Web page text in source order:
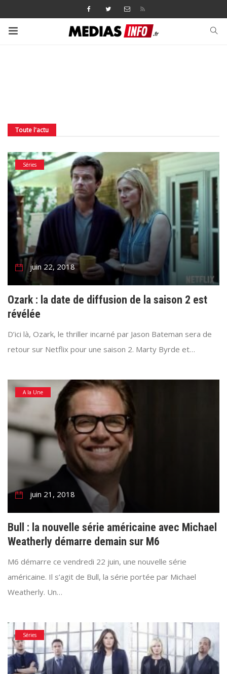
Toute l'actu
juin 22, 2018
Séries
Ozark : la date de diffusion de la saison 2 est
révélée
D’ici là, Ozark, le thriller incarné par Jason Bateman sera de
retour sur Netflix pour une saison 2. Marty Byrde et…
juin 21, 2018
A la Une
Bull : la nouvelle série américaine avec Michael
Weatherly démarre demain sur M6
M6 démarre ce vendredi 22 juin, une nouvelle série
américaine. Il s’agit de Bull, la série portée par Michael
Weatherly. Un…
Séries